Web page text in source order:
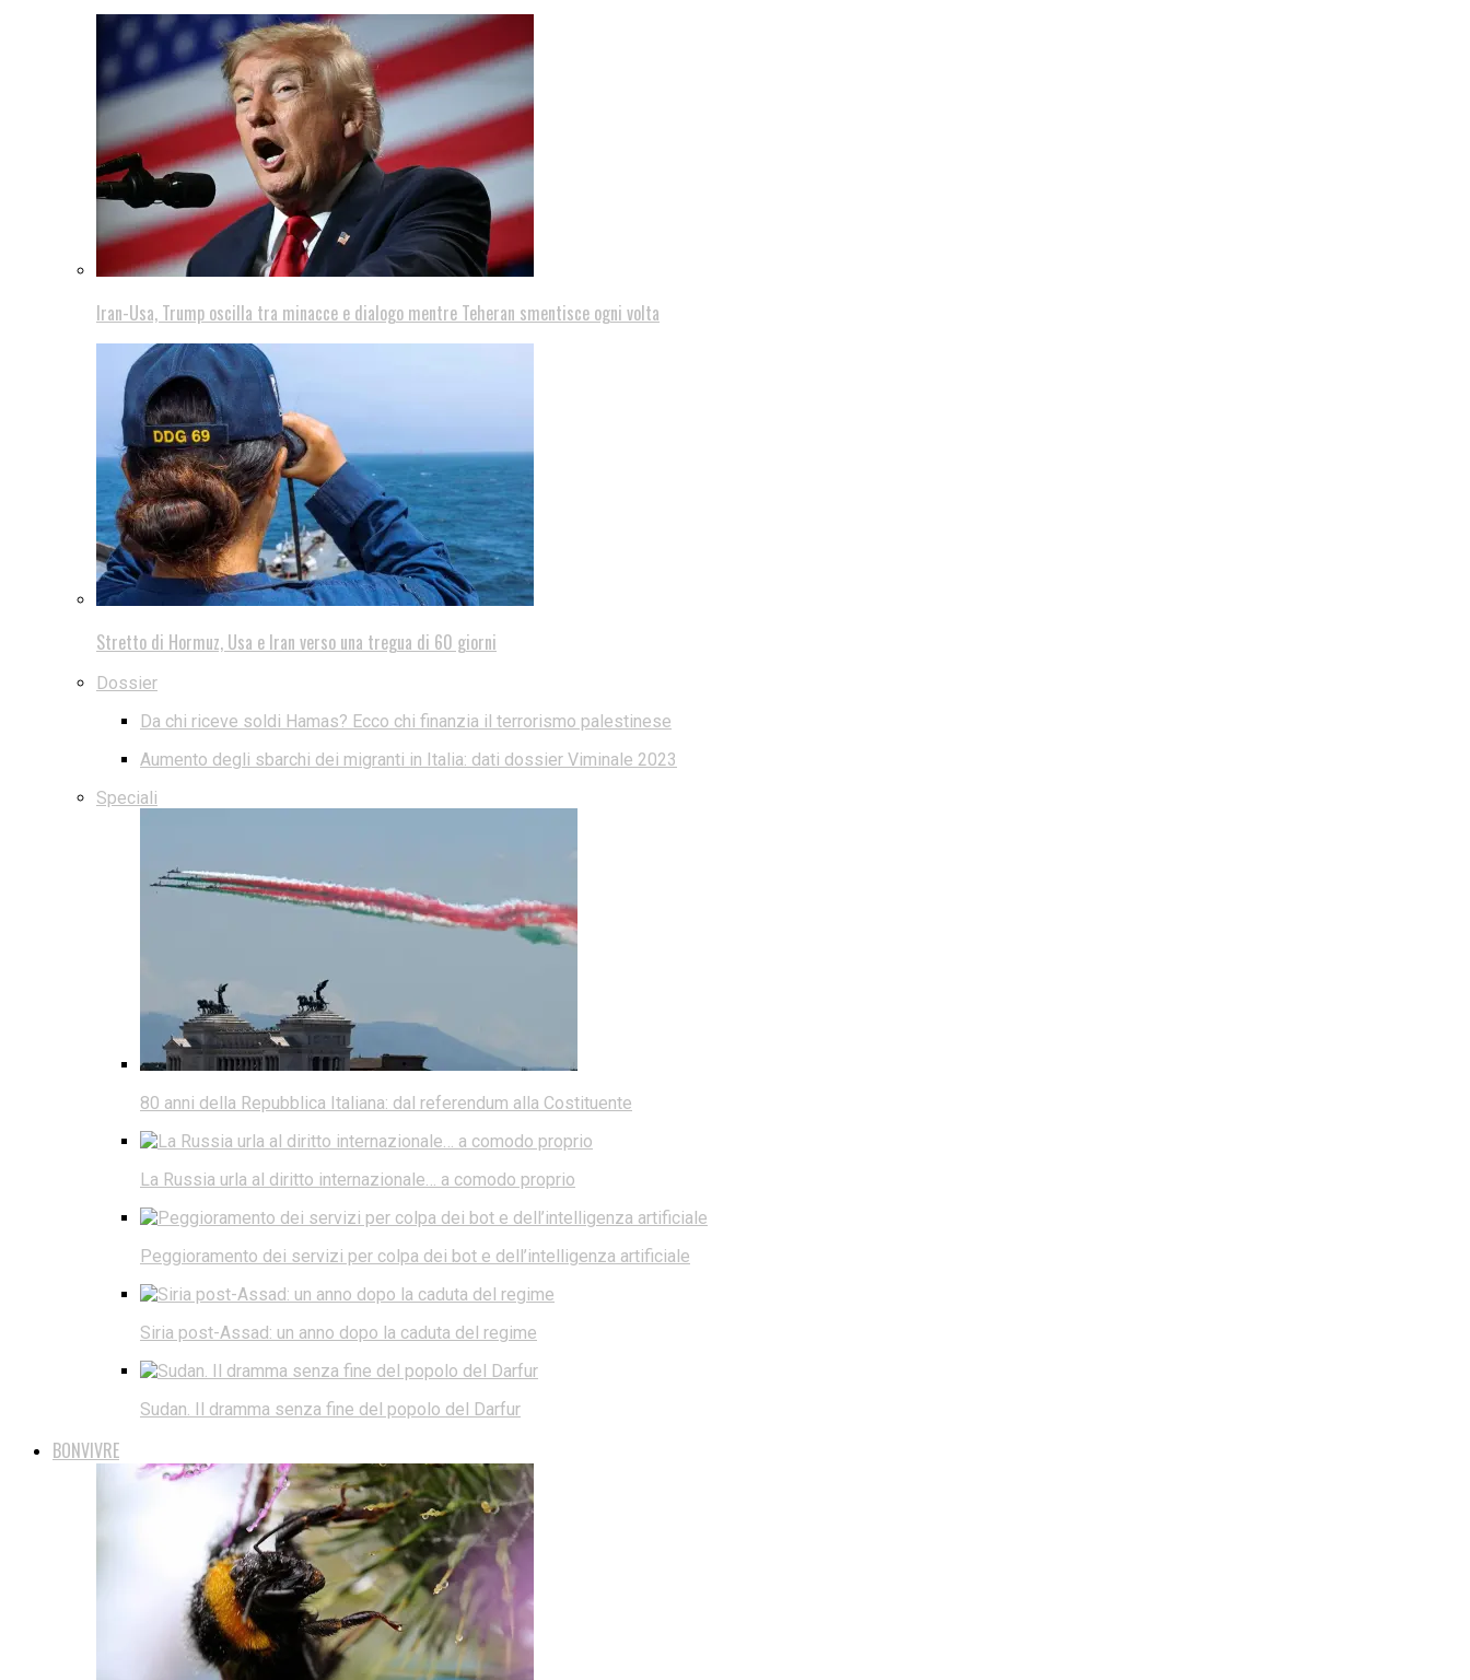
Iran-Usa, Trump oscilla tra minacce e dialogo mentre Teheran smentisce ogni volta
Stretto di Hormuz, Usa e Iran verso una tregua di 60 giorni
Dossier
Da chi riceve soldi Hamas? Ecco chi finanzia il terrorismo palestinese
Aumento degli sbarchi dei migranti in Italia: dati dossier Viminale 2023
Speciali
80 anni della Repubblica Italiana: dal referendum alla Costituente
La Russia urla al diritto internazionale… a comodo proprio
Peggioramento dei servizi per colpa dei bot e dell’intelligenza artificiale
Siria post-Assad: un anno dopo la caduta del regime
Sudan. Il dramma senza fine del popolo del Darfur
BONVIVRE